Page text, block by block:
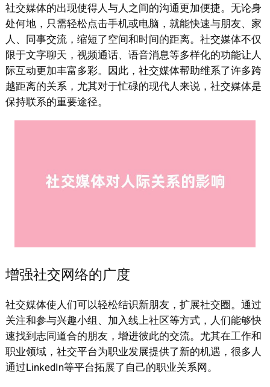
社交媒体的出现使得人与人之间的沟通更加便捷。无论身
处何地，只需轻松点击手机或电脑，就能快速与朋友、家
人、同事交流，缩短了空间和时间的距离。社交媒体不仅
限于文字聊天，视频通话、语音消息等多样化的功能让人
际互动更加丰富多彩。因此，社交媒体帮助维系了许多跨
越距离的关系，尤其对于忙碌的现代人来说，社交媒体是
保持联系的重要途径。
增强社交网络的广度
社交媒体使人们可以轻松结识新朋友，扩展社交圈。通过
关注和参与兴趣小组、加入线上社区等方式，人们能够快
速找到志同道合的朋友，增进彼此的交流。尤其在工作和
职业领域，社交平台为职业发展提供了新的机遇，很多人
通过LinkedIn等平台拓展了自己的职业关系网。